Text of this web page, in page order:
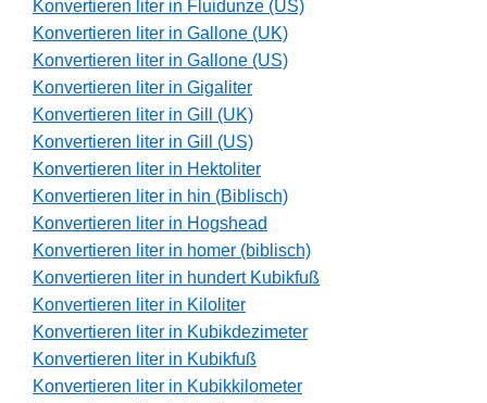
Konvertieren liter in Fluidunze (US)
Konvertieren liter in Gallone (UK)
Konvertieren liter in Gallone (US)
Konvertieren liter in Gigaliter
Konvertieren liter in Gill (UK)
Konvertieren liter in Gill (US)
Konvertieren liter in Hektoliter
Konvertieren liter in hin (Biblisch)
Konvertieren liter in Hogshead
Konvertieren liter in homer (biblisch)
Konvertieren liter in hundert Kubikfuß
Konvertieren liter in Kiloliter
Konvertieren liter in Kubikdezimeter
Konvertieren liter in Kubikfuß
Konvertieren liter in Kubikkilometer